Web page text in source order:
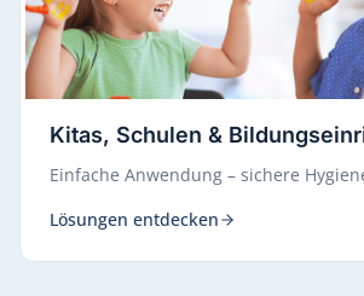
Kitas, Schulen &
Einfache Anwendung – sichere
Lösungen entdecken